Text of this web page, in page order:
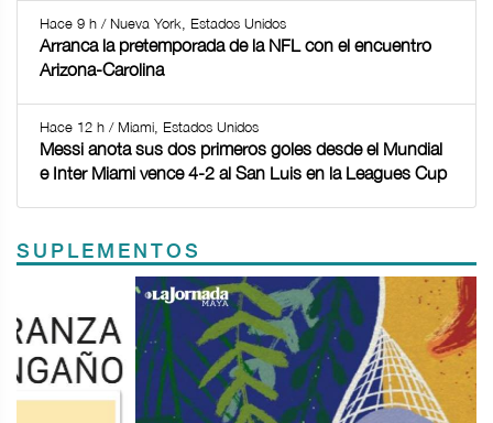
Hace 9 h / Nueva York, Estados Unidos
Arranca la pretemporada de la NFL con el encuentro
Arizona-Carolina
Hace 12 h / Miami, Estados Unidos
Messi anota sus dos primeros goles desde el Mundial
e Inter Miami vence 4-2 al San Luis en la Leagues Cup
SUPLEMENTOS